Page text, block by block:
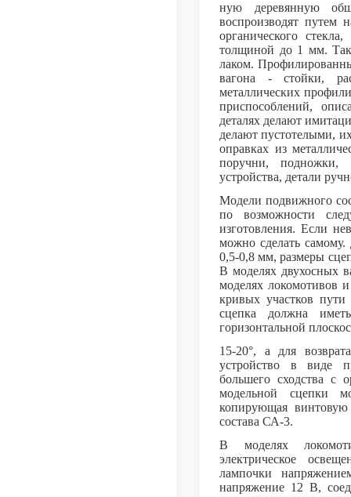
ную деревянную
воспроизводят путем
органического
толщиной до 1 мм.
лаком.
вагона - стойки,
металлических
приспособлений,
деталях делают
делают пустотелыми,
оправках из
поручни, подножки,
устройства, детали
Модели подвижного
по возможности
изготовления. Если
можно сделать
0,5-0,8 мм, размеры
В моделях двухосных
моделях локомотивов
кривых участков
сцепка должна
горизонтальной
15-20°, а для
устройство в виде
большего сходства с
модельной сцепки
копирующая винтовую
состава СА-3.
В моделях
электрическое
лампочки
напряжение 12 В,